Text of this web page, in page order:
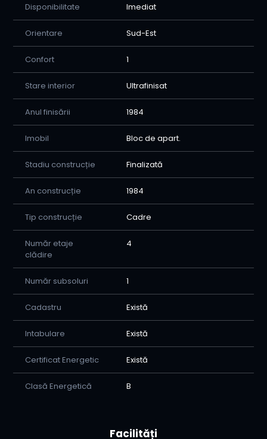
Disponibilitate Imediat
Orientare Sud-Est
Confort 1
Stare interior Ultrafinisat
Anul finisării 1984
Imobil Bloc de apart.
Stadiu construcție Finalizată
An construcție 1984
Tip construcție Cadre
Număr etaje
clădire
4
Număr subsoluri 1
Cadastru Există
Intabulare Există
Certificat Energetic Există
Clasă Energetică B
Facilități